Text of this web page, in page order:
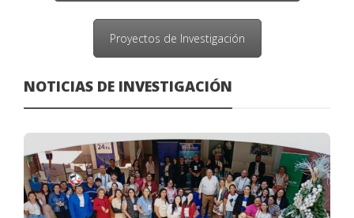
Proyectos de Investigación
NOTICIAS DE INVESTIGACIÓN